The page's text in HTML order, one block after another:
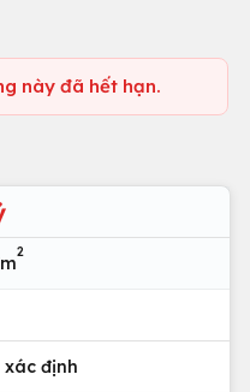
này đã hết hạn.
2
xác định